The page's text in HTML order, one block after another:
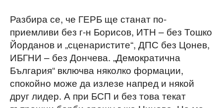
Разбира се, че ГЕРБ ще станат по-
приемливи без г-н Борисов, ИТН – без Тошко
Йорданов и „сценаристите“, ДПС без Цонев,
ИБГНИ – без Дончева. „Демократична
България“ включва няколко формации,
спокойно може да излезе напред и някой
друг лидер. А при БСП и без това текат